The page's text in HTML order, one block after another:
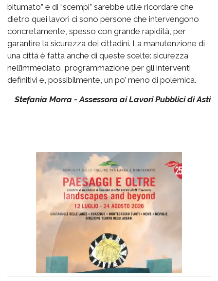
bitumato” e di “scempi” sarebbe utile ricordare che
dietro quei lavori ci sono persone che intervengono
concretamente, spesso con grande rapidità, per
garantire la sicurezza dei cittadini. La manutenzione di
una città è fatta anche di queste scelte: sicurezza
nell’immediato, programmazione per gli interventi
definitivi e, possibilmente, un po’ meno di polemica.
Stefania Morra - Assessora ai Lavori Pubblici di Asti